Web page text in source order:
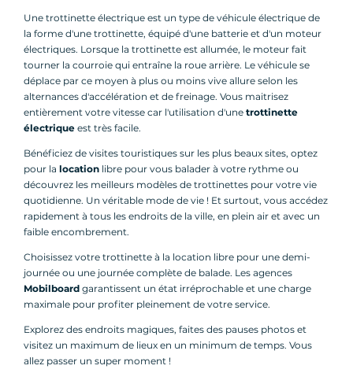
Une trottinette électrique est un type de véhicule électrique de
la forme d'une trottinette, équipé d'une batterie et d'un moteur
électriques. Lorsque la trottinette est allumée, le moteur fait
tourner la courroie qui entraîne la roue arrière. Le véhicule se
déplace par ce moyen à plus ou moins vive allure selon les
alternances d'accélération et de freinage. Vous maitrisez
entièrement votre vitesse car l'utilisation d'une trottinette
électrique est très facile.
Bénéficiez de visites touristiques sur les plus beaux sites, optez
pour la location libre pour vous balader à votre rythme ou
découvrez les meilleurs modèles de trottinettes pour votre vie
quotidienne. Un véritable mode de vie ! Et surtout, vous accédez
rapidement à tous les endroits de la ville, en plein air et avec un
faible encombrement.
Choisissez votre trottinette à la location libre pour une demi-
journée ou une journée complète de balade. Les agences
Mobilboard garantissent un état irréprochable et une charge
maximale pour profiter pleinement de votre service.
Explorez des endroits magiques, faites des pauses photos et
visitez un maximum de lieux en un minimum de temps. Vous
allez passer un super moment !